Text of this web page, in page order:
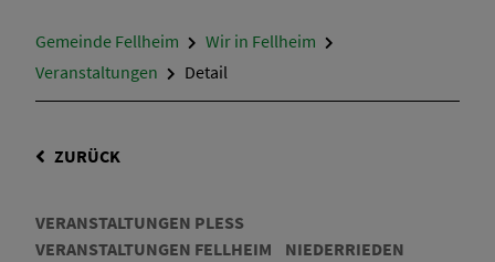
Gemeinde Fellheim
Wir in Fellheim
Veranstaltungen
Detail
ZURÜCK
VERANSTALTUNGEN PLESS
VERANSTALTUNGEN FELLHEIM
NIEDERRIEDEN